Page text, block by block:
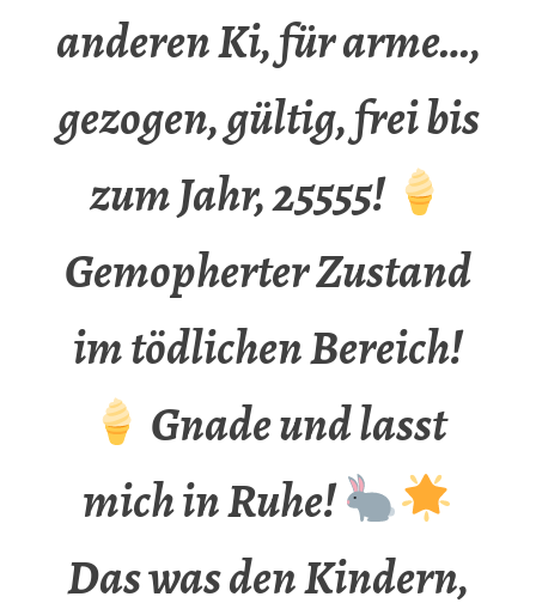
anderen Ki, für arme…,
gezogen, gültig, frei bis
zum Jahr, 25555!
Gemopherter Zustand
im tödlichen Bereich!
Gnade und lasst
mich in Ruhe!
Das was den Kindern,